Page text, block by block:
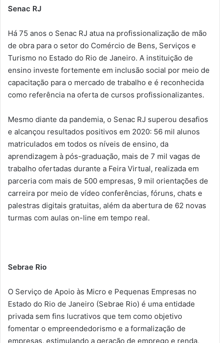
Senac RJ
Há 75 anos o Senac RJ atua na profissionalização de mão
de obra para o setor do Comércio de Bens, Serviços e
Turismo no Estado do Rio de Janeiro. A instituição de
ensino investe fortemente em inclusão social por meio de
capacitação para o mercado de trabalho e é reconhecida
como referência na oferta de cursos profissionalizantes.
Mesmo diante da pandemia, o Senac RJ superou desafios
e alcançou resultados positivos em 2020: 56 mil alunos
matriculados em todos os níveis de ensino, da
aprendizagem à pós-graduação, mais de 7 mil vagas de
trabalho ofertadas durante a Feira Virtual, realizada em
parceria com mais de 500 empresas, 9 mil orientações de
carreira por meio de vídeo conferências, fóruns, chats e
palestras digitais gratuitas, além da abertura de 62 novas
turmas com aulas on-line em tempo real.
Sebrae Rio
O Serviço de Apoio às Micro e Pequenas Empresas no
Estado do Rio de Janeiro (Sebrae Rio) é uma entidade
privada sem fins lucrativos que tem como objetivo
fomentar o empreendedorismo e a formalização de
empresas, estimulando a geração de emprego e renda,